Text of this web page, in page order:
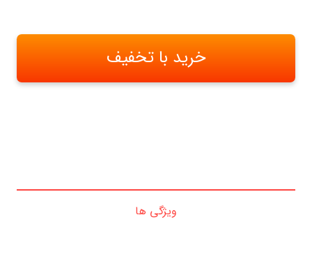
خرید با تخفیف
ویژگی ها